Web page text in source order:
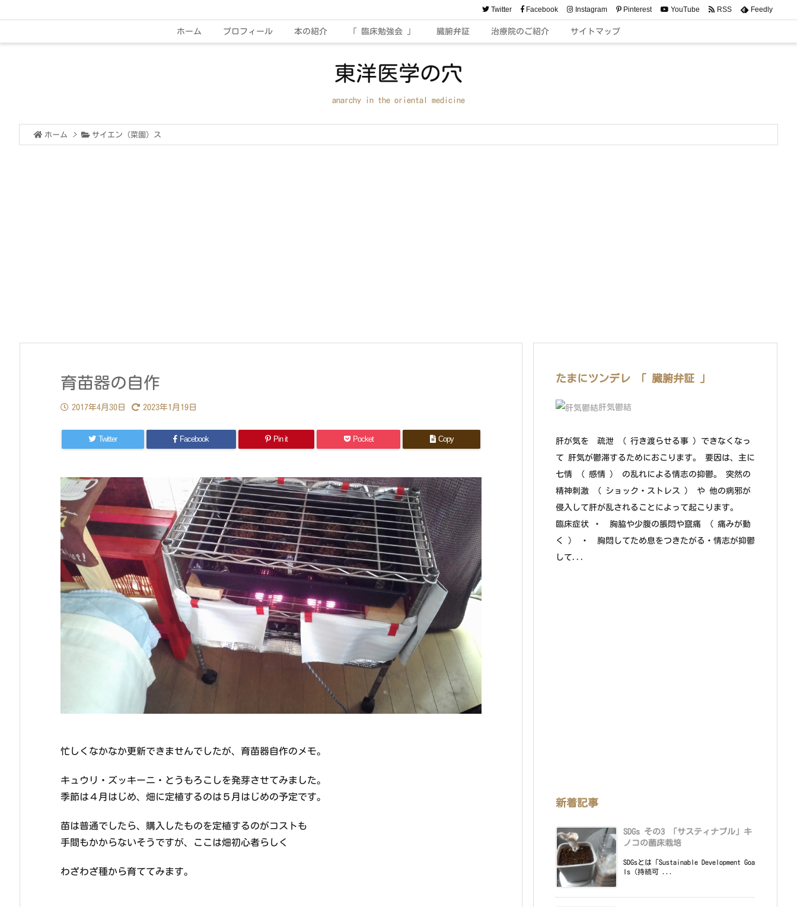
ホーム プロフィール 本の紹介 「 臨床勉強会 」 臓腑弁証 治療院のご紹介 サイトマップ
Twitter Facebook Instagram Pinterest YouTube RSS Feedly
東洋医学の穴
anarchy in the oriental medicine
ホーム > サイエン（菜園）ス
育苗器の自作
2017年4月30日 2023年1月19日
Twitter Facebook Pin it Pocket Copy
忙しくなかなか更新できませんでしたが、育苗器自作のメモ。
キュウリ・ズッキーニ・とうもろこしを発芽させてみました。
季節は４月はじめ、畑に定植するのは５月はじめの予定です。
苗は普通でしたら、購入したものを定植するのがコストも
手間もかからないそうですが、ここは畑初心者らしく
わざわざ種から育ててみます。
たまにツンデレ 「 臓腑弁証 」
肝気鬱結
肝が気を 疏泄 （ 行き渡らせる事 ）できなくなっ
て 肝気が鬱滞するためにおこります。 要因は、主に
七情 （ 感情 ） の乱れによる情志の抑鬱。 突然の
精神刺激 （ ショック・ストレス ） や 他の病邪が
侵入して肝が乱されることによって起こります。
臨床症状 ・ 胸脇や少腹の脹悶や竄痛 （ 痛みが動
く ） ・ 胸悶してため息をつきたがる・情志が抑鬱
して...
新着記事
SDGs その3 「サスティナブル」キ
ノコの菌床栽培
SDGsとは「Sustainable Development Goa
ls（持続可 ...